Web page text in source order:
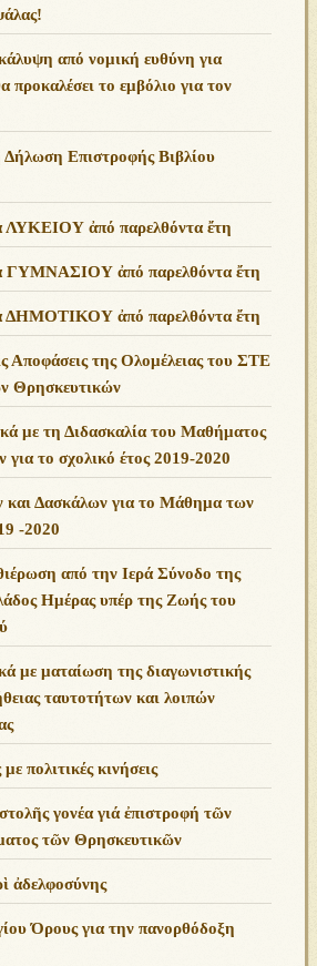
από νομική ευθύνη για
προκαλέσει το εμβόλιο για τον
Δήλωση Επιστροφής Βιβλίου
ΛΥΚΕΙΟΥ ἀπό παρελθόντα ἔτη
ΓΥΜΝΑΣΙΟΥ ἀπό παρελθόντα ἔτη
ΔΗΜΟΤΙΚΟΥ ἀπό παρελθόντα ἔτη
Αποφάσεις της Ολομέλειας του ΣΤΕ
Θρησκευτικών
με τη Διδασκαλία του Μαθήματος
το σχολικό έτος 2019-2020
Δασκάλων για το Μάθημα των
-2020
από την Ιερά Σύνοδο της
Ημέρας υπέρ της Ζωής του
με ματαίωση της διαγωνιστικής
ταυτοτήτων και λοιπών
πολιτικές κινήσεις
γονέα γιά ἐπιστροφή τῶν
τῶν Θρησκευτικῶν
ἀδελφοσύνης
Όρους για την πανορθόδοξη